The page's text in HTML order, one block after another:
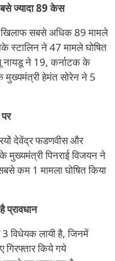
ज्यादा 89 केस
खिलाफ सबसे अधिक 89 मामले
स्टालिन ने 47 मामले घोषित
नायडू ने 19, कर्नाटक के
हेमंत सोरेन ने 5
देवेंद्र फडणवीस और
पिनराई विजयन ने
कम 1 मामला घोषित किया
प्रावधान
विधेयक लायी है, जिनमें
गिरफ्तार किये गये